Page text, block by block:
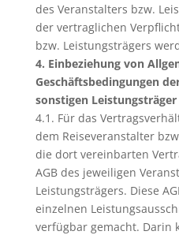
des Veranstalters bzw.
der vertraglichen
bzw. Leistungsträgers
4. Einbeziehung von
Geschäftsbedingungen
sonstigen Leistungsträger
4.1. Für das
dem Reiseveranstalter
die dort vereinbarten
AGB des jeweiligen
Leistungsträgers. Diese
einzelnen
verfügbar gemacht. Darin